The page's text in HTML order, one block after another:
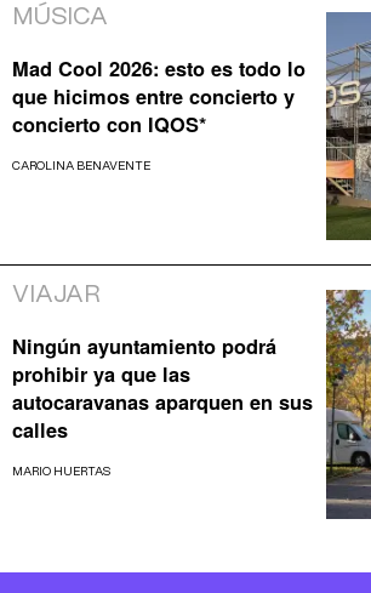
MÚSICA
Mad Cool 2026: esto es todo lo
que hicimos entre concierto y
concierto con IQOS*
CAROLINA BENAVENTE
VIAJAR
Ningún ayuntamiento podrá
prohibir ya que las
autocaravanas aparquen en sus
calles
MARIO HUERTAS